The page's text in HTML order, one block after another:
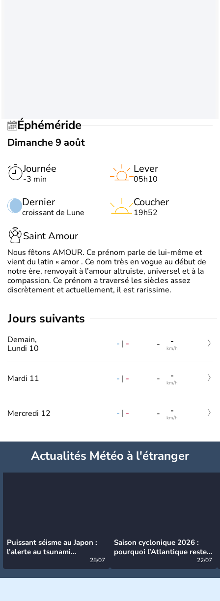
Éphéméride
Dimanche 9 août
Journée
-3 min
Dernier
croissant de Lune
Lever
05h10
Coucher
19h52
Saint Amour
Nous fêtons AMOUR. Ce prénom parle de lui-même et
vient du latin « amor . Ce nom très en vogue au début de
notre ère, renvoyait à l’amour altruiste, universel et à la
compassion. Ce prénom a traversé les siècles assez
discrètement et actuellement, il est rarissime.
jours suivants
Demain,
Lundi 10
- | - - -
km/h
Mardi 11 - | - - -
km/h
Mercredi 12 - | - - -
km/h
Actualités Météo à l'étranger
Puissant séisme au Japon :
l’alerte au tsunami
28/07
Saison cyclonique 2026 :
pourquoi l’Atlantique reste
22/07